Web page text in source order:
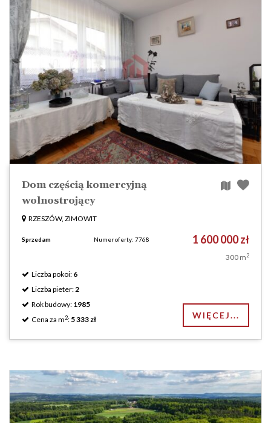
Dom częścią komercyjną
wolnostrojący
RZESZÓW, ZIMOWIT
Sprzedam Numer oferty: 7768 1 600 000 zł
300 m2
Liczba pokoi: 6
Liczba pieter:2
Rok budowy: 1985
Cena za m2: 5 333 zł WIĘCEJ...